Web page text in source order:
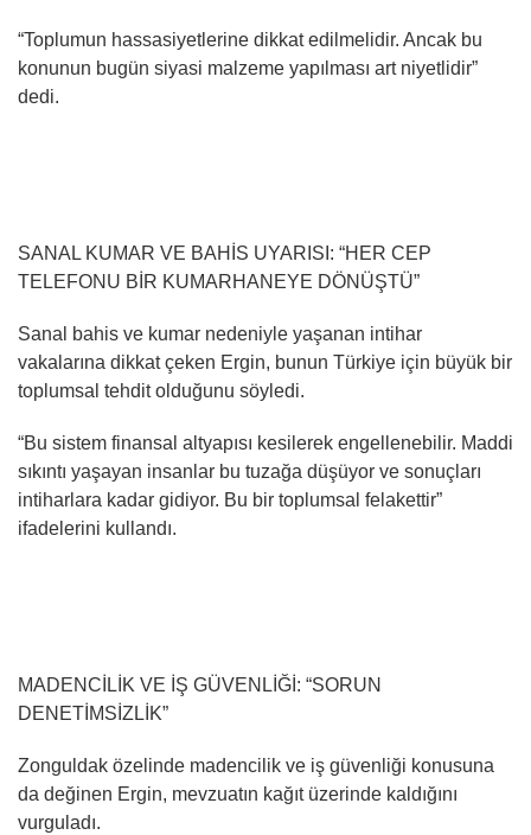
“Toplumun hassasiyetlerine dikkat edilmelidir. Ancak bu
konunun bugün siyasi malzeme yapılması art niyetlidir”
dedi.
SANAL KUMAR VE BAHİS UYARISI: “HER CEP
TELEFONU BİR KUMARHANEYE DÖNÜŞTÜ”
Sanal bahis ve kumar nedeniyle yaşanan intihar
vakalarına dikkat çeken Ergin, bunun Türkiye için büyük bir
toplumsal tehdit olduğunu söyledi.
“Bu sistem finansal altyapısı kesilerek engellenebilir. Maddi
sıkıntı yaşayan insanlar bu tuzağa düşüyor ve sonuçları
intiharlara kadar gidiyor. Bu bir toplumsal felakettir”
ifadelerini kullandı.
MADENCİLİK VE İŞ GÜVENLİĞİ: “SORUN
DENETİMSİZLİK”
Zonguldak özelinde madencilik ve iş güvenliği konusuna
da değinen Ergin, mevzuatın kağıt üzerinde kaldığını
vurguladı.